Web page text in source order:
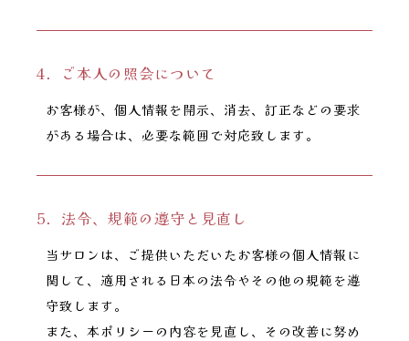
4．ご本人の照会について
お客様が、個人情報を開示、消去、訂正などの要求
がある場合は、必要な範囲で対応致します。
5．法令、規範の遵守と見直し
当サロンは、ご提供いただいたお客様の個人情報に
関して、適用される日本の法令やその他の規範を遵
守致します。
また、本ポリシーの内容を見直し、その改善に努め